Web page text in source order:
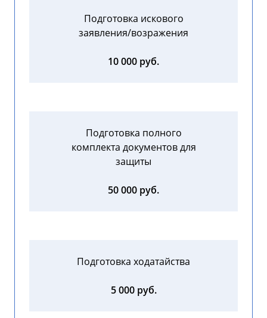
Подготовка искового
заявления/возражения
10 000 руб.
Подготовка полного
комплекта документов для
защиты
50 000 руб.
Подготовка ходатайства
5 000 руб.